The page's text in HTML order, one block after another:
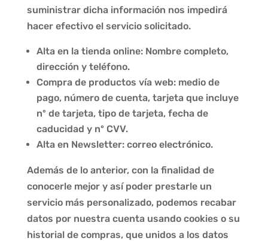
suministrar dicha información nos impedirá
hacer efectivo el servicio solicitado.
Alta en la tienda online: Nombre completo,
dirección y teléfono.
Compra de productos vía web: medio de
pago, número de cuenta, tarjeta que incluye
nº de tarjeta, tipo de tarjeta, fecha de
caducidad y nº CVV.
Alta en Newsletter: correo electrónico.
Además de lo anterior, con la finalidad de
conocerle mejor y así poder prestarle un
servicio más personalizado, podemos recabar
datos por nuestra cuenta usando cookies o su
historial de compras, que unidos a los datos